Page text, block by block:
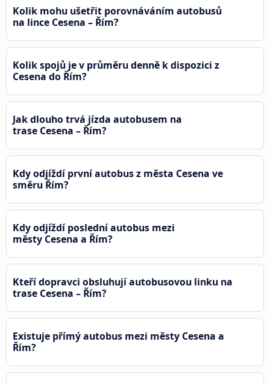
Kolik mohu ušetřit porovnáváním autobusů
na lince Cesena – Řím?
Kolik spojů je v průměru denně k dispozici z
Cesena do Řím?
Jak dlouho trvá jízda autobusem na
trase Cesena – Řím?
Kdy odjíždí první autobus z města Cesena ve
směru Řím?
Kdy odjíždí poslední autobus mezi
městy Cesena a Řím?
Kteří dopravci obsluhují autobusovou linku na
trase Cesena – Řím?
Existuje přímý autobus mezi městy Cesena a
Řím?